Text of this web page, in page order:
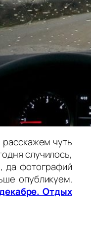
чуть
случилось,
да фотографий
опубликуем.
Отдых